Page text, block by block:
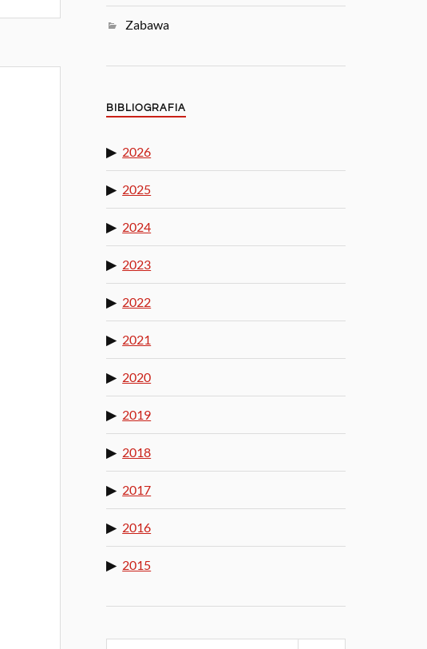
Zabawa
BIBLIOGRAFIA
2026
2025
2024
2023
2022
2021
2020
2019
2018
2017
2016
2015